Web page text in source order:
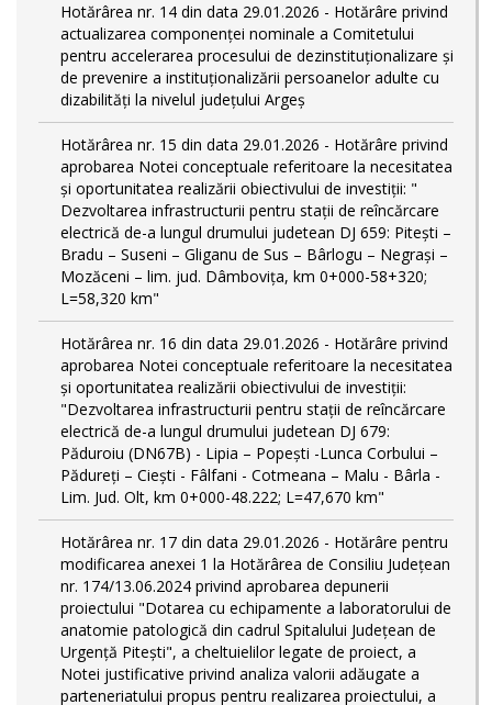
Hotărârea nr. 14 din data 29.01.2026 - Hotărâre privind
actualizarea componenței nominale a Comitetului
pentru accelerarea procesului de dezinstituționalizare şi
de prevenire a instituționalizării persoanelor adulte cu
dizabilități la nivelul județului Argeș
Hotărârea nr. 15 din data 29.01.2026 - Hotărâre privind
aprobarea Notei conceptuale referitoare la necesitatea
și oportunitatea realizării obiectivului de investiții: "
Dezvoltarea infrastructurii pentru stații de reîncărcare
electrică de-a lungul drumului judetean DJ 659: Pitești –
Bradu – Suseni – Gliganu de Sus – Bârlogu – Negrași –
Mozăceni – lim. jud. Dâmbovița, km 0+000-58+320;
L=58,320 km"
Hotărârea nr. 16 din data 29.01.2026 - Hotărâre privind
aprobarea Notei conceptuale referitoare la necesitatea
și oportunitatea realizării obiectivului de investiții:
"Dezvoltarea infrastructurii pentru stații de reîncărcare
electrică de-a lungul drumului judetean DJ 679:
Păduroiu (DN67B) - Lipia – Popești -Lunca Corbului –
Pădureți – Ciești - Fâlfani - Cotmeana – Malu - Bârla -
Lim. Jud. Olt, km 0+000-48.222; L=47,670 km"
Hotărârea nr. 17 din data 29.01.2026 - Hotărâre pentru
modificarea anexei 1 la Hotărârea de Consiliu Județean
nr. 174/13.06.2024 privind aprobarea depunerii
proiectului "Dotarea cu echipamente a laboratorului de
anatomie patologică din cadrul Spitalului Județean de
Urgență Pitești", a cheltuielilor legate de proiect, a
Notei justificative privind analiza valorii adăugate a
parteneriatului propus pentru realizarea proiectului, a